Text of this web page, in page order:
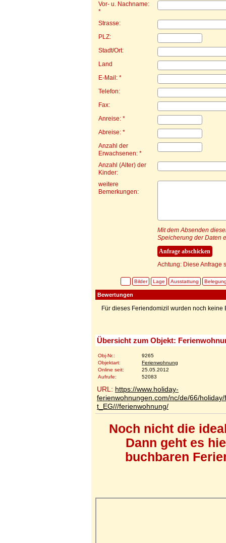
Vor- u. Nachname:
*
Strasse:
PLZ:
Stadt/Ort:
Land
E-Mail: *
Telefon:
Fax:
Anreise: *
Abreise: *
Anzahl der
Erwachsenen: *
Anzahl (Alter) der
Kinder:
weitere
Bemerkungen:
Mit dem Absenden
Speicherung der Daten
Achtung: Diese Anfrage
Bilder Lage Ausstattung
Bewertungen
Für dieses Feriendomizil wurden noch
Übersicht zum Objekt:
Obj-Nr.:
9265
Objektart:
Ferienwohnung
Online seit:
25.05.2012
Aufrufe:
52083
URL: https://www.holiday-
ferienwohnungen.com/nc/de/66/
t_EG///ferienwohnung/
Noch nicht die
Dann geht es
buchbaren